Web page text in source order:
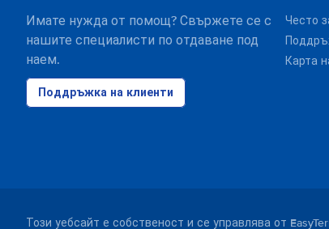
Имате нужда от помощ? Свържете се с
нашите специалисти по отдаване под
наем.
Поддръжка на клиенти
Често
Карта
Този уебсайт е собственост и се управлява от